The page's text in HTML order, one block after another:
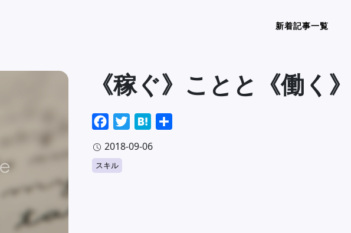
新着記事一覧
《稼ぐ》ことと《働く
FacebookTwitterHatena
2018-09-06
スキル